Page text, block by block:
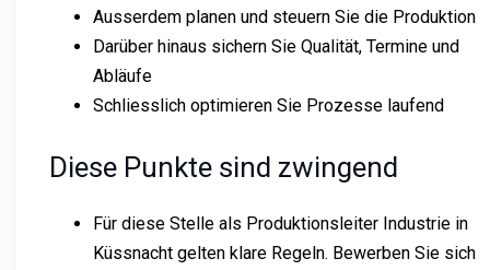
Ausserdem planen und steuern Sie die Produktion
Darüber hinaus sichern Sie Qualität, Termine und
Abläufe
Schliesslich optimieren Sie Prozesse laufend
Diese Punkte sind zwingend
Für diese Stelle als Produktionsleiter Industrie in
Küssnacht gelten klare Regeln. Bewerben Sie sich